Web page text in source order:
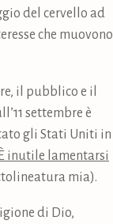
del cervello ad
che muovono
il pubblico e il
settembre è
gli Stati Uniti in
È inutile lamentarsi
mia).
di Dio,